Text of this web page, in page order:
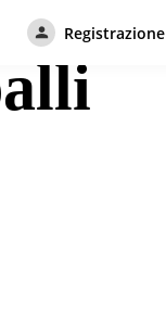
Registrazione